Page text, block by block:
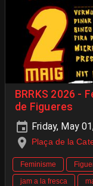
BRRKS 2026 -
de Figueres
Friday, May
Plaça de la
Feminisme
jam a la fresca